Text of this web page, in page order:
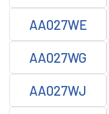
AA027WE
AA027WG
AA027WJ